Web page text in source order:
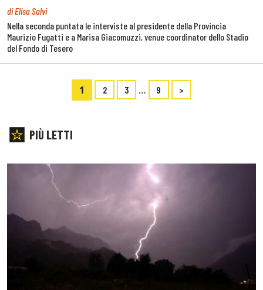
di Elisa Salvi
Nella seconda puntata le interviste al presidente della Provincia
Maurizio Fugatti e a Marisa Giacomuzzi, venue coordinator dello Stadio
del Fondo di Tesero
1 2 3 … 9 >
PIÙ LETTI